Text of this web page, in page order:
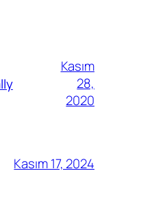
Kasım
28,
2020
Kasım 17, 2024